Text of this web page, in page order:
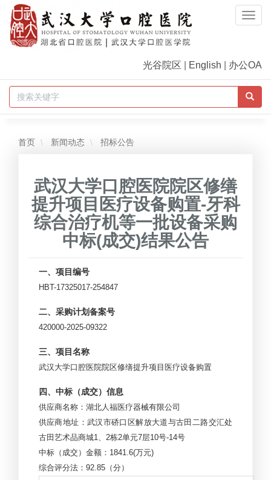
光谷院区 English 办公OA
首页 新闻动态 招标公告
武汉大学口腔医院院区修缮
提升项目医疗设备购置-牙科
综合治疗机等一批设备采购
中标(成交)结果公告
一、项目编号
HBT-17325017-254847
二、采购计划备案号
420000-2025-09322
三、项目名称
武汉大学口腔医院院区修缮提升项目医疗设备购置
四、中标（成交）信息
供应商名称：湖北人福医疗器械有限公司
供应商地址：武汉市硚口区解放大道与古田二路交汇处
古田艺术品商城1、2栋2单元7层10号-14号
中标（成交）金额：1841.6(万元)
综合评分法：92.85（分）